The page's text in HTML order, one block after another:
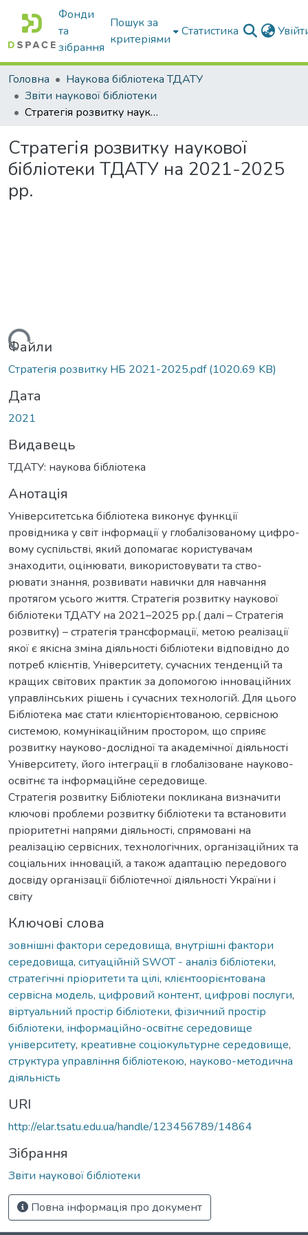
Фонди
та
зібрання
Пошук за
критеріями
Статистика
Головна
Наукова бібліотека ТДАТУ
Звіти наукової бібліотеки
Стратегія розвитку наукової бібліотеки ТДАТУ на 2021-2025 рр.
Стратегія розвитку наукової
бібліотеки ТДАТУ на 2021-2025
рр.
Файли
Стратегія розвитку НБ 2021-2025.pdf(1020.69 KB)
Дата
2021
Видавець
ТДАТУ: наукова бібліотека
Анотація
Університетська бібліотека виконує функції
провідника у світ інформації у глобалізованому цифро-
вому суспільстві, який допомагає користувачам
знаходити, оцінювати, використовувати та ство-
рювати знання, розвивати навички для навчання
протягом усього життя. Стратегія розвитку наукової
бібліотеки ТДАТУ на 2021–2025 рр.( далі – Стратегія
розвитку) – стратегія трансформації, метою реалізації
якої є якісна зміна діяльності бібліотеки відповідно до
потреб клієнтів, Університету, сучасних тенденцій та
кращих світових практик за допомогою інноваційних
управлінських рішень і сучасних технологій. Для цього
Бібліотека має стати клієнторієнтованою, сервісною
системою, комунікаційним простором, що сприяє
розвитку науково-дослідної та академічної діяльності
Університету, його інтеграції в глобалізоване науково-
освітнє та інформаційне середовище.
Стратегія розвитку Бібліотеки покликана визначити
ключові проблеми розвитку бібліотеки та встановити
пріоритетні напрями діяльності, спрямовані на
реалізацію сервісних, технологічних, організаційних та
соціальних інновацій, а також адаптацію передового
досвіду організації бібліотечної діяльності України i
світу
Ключові слова
зовнішні фактори середовища, внутрішні фактори
середовища, ситуаційній SWOT - аналіз бібліотеки,
стратегічні пріоритети та цілі, клієнтоорієнтована
сервісна модель, цифровий контент, цифрові послуги,
віртуальний простір бібліотеки, фізичний простір
бібліотеки, інформаційно-освітнє середовище
університету, креативне соціокультурне середовище,
структура управління бібліотекою, науково-методична
діяльність
URI
http://elar.tsatu.edu.ua/handle/123456789/14864
Зібрання
Звіти наукової бібліотеки
Повна інформація про документ